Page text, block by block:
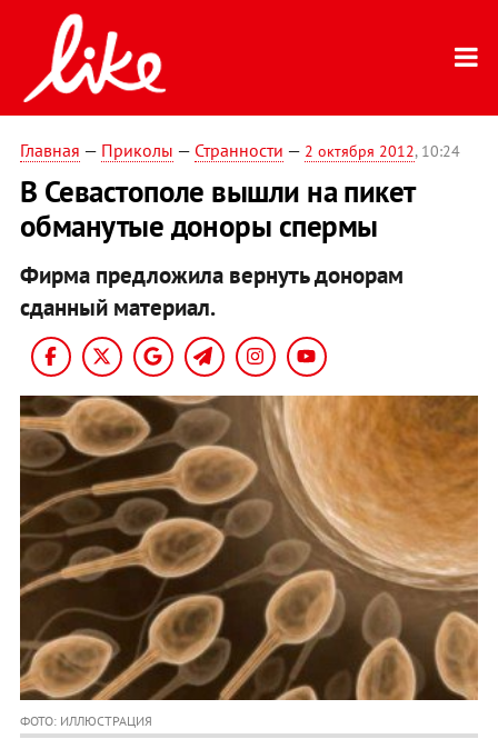
Главная — Приколы — Странности — 2 октября 2012, 10:24
В Севастополе вышли на пикет
обманутые доноры спермы
Фирма предложила вернуть донорам
сданный материал.
ФОТО: ИЛЛЮСТРАЦИЯ